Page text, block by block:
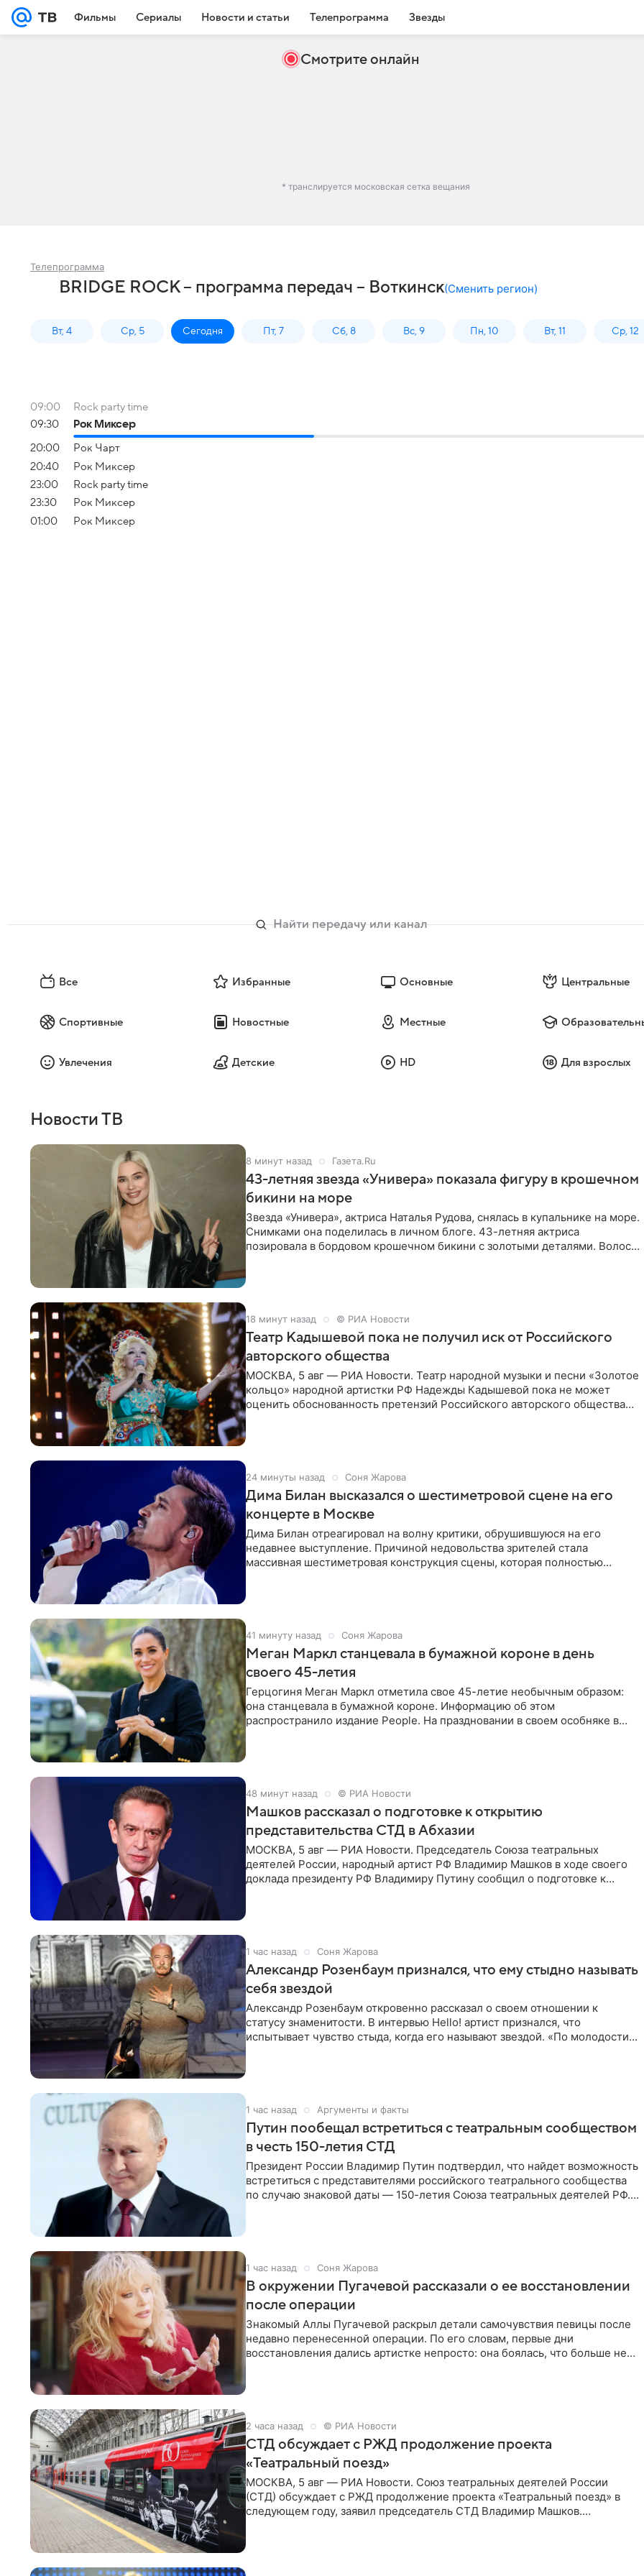
Фильмы Сериалы Новости и статьи Телепрограмма Звезды
Смотрите онлайн
* транслируется московская сетка вещания
Телепрограмма
BRIDGE ROCK – программа передач – Воткинск(Сменить регион)
Вт, 4 Ср, 5 Сегодня Пт, 7 Сб, 8 Вс, 9 Пн, 10 Вт, 11 Ср, 12
09:00
Rock party time
09:30
Рок Миксер
20:00
Рок Чарт
20:40
Рок Миксер
23:00
Rock party time
23:30
Рок Миксер
01:00
Рок Миксер
Все Избранные Основные Центральные
Спортивные Новостные Местные
Увлечения Детские HD Для взрослых
Новости ТВ
8 минут назад Газета.Ru
43-летняя звезда «Универа» показала фигуру в крошечном
бикини на море
Звезда «Универа», актриса Наталья Рудова, снялась в купальнике на море.
Снимками она поделилась в личном блоге. 43-летняя актриса
позировала в бордовом крошечном бикини с золотыми деталями. Волосы
18 минут назад © РИА Новости
Театр Кадышевой пока не получил иск от Российского
авторского общества
МОСКВА, 5 авг — РИА Новости. Театр народной музыки и песни «Золотое
кольцо» народной артистки РФ Надежды Кадышевой пока не может
оценить обоснованность претензий Российского авторского общества
24 минуты назад Соня Жарова
Дима Билан высказался о шестиметровой сцене на его
концерте в Москве
Дима Билан отреагировал на волну критики, обрушившуюся на его
недавнее выступление. Причиной недовольства зрителей стала
массивная шестиметровая конструкция сцены, которая полностью
41 минуту назад Соня Жарова
Меган Маркл станцевала в бумажной короне в день
своего 45-летия
Герцогиня Меган Маркл отметила свое 45-летие необычным образом:
она станцевала в бумажной короне. Информацию об этом
распространило издание People. На праздновании в своем особняке в
48 минут назад © РИА Новости
Машков рассказал о подготовке к открытию
представительства СТД в Абхазии
МОСКВА, 5 авг — РИА Новости. Председатель Союза театральных
деятелей России, народный артист РФ Владимир Машков в ходе своего
доклада президенту РФ Владимиру Путину сообщил о подготовке к
1 час назад Соня Жарова
Александр Розенбаум признался, что ему стыдно называть
себя звездой
Александр Розенбаум откровенно рассказал о своем отношении к
статусу знаменитости. В интервью Hello! артист признался, что
испытывает чувство стыда, когда его называют звездой. «По молодости я
1 час назад Аргументы и факты
Путин пообещал встретиться с театральным сообществом
в честь 150-летия СТД
Президент России Владимир Путин подтвердил, что найдет возможность
встретиться с представителями российского театрального сообщества
по случаю знаковой даты — 150-летия Союза театральных деятелей РФ.
1 час назад Соня Жарова
В окружении Пугачевой рассказали о ее восстановлении
после операции
Знакомый Аллы Пугачевой раскрыл детали самочувствия певицы после
недавно перенесенной операции. По его словам, первые дни
восстановления дались артистке непросто: она боялась, что больше не
2 часа назад © РИА Новости
СТД обсуждает с РЖД продолжение проекта
«Театральный поезд»
МОСКВА, 5 авг — РИА Новости. Союз театральных деятелей России
(СТД) обсуждает с РЖД продолжение проекта «Театральный поезд» в
следующем году, заявил председатель СТД Владимир Машков.